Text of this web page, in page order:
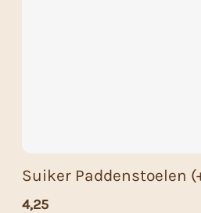
Suiker Paddenstoelen
4,25